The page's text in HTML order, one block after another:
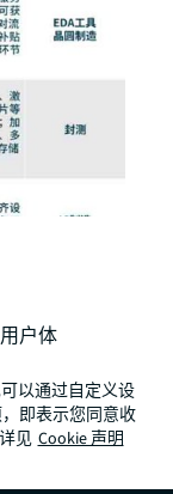
户体
以通过自定义设
即表示您同意收
见 Cookie 声明